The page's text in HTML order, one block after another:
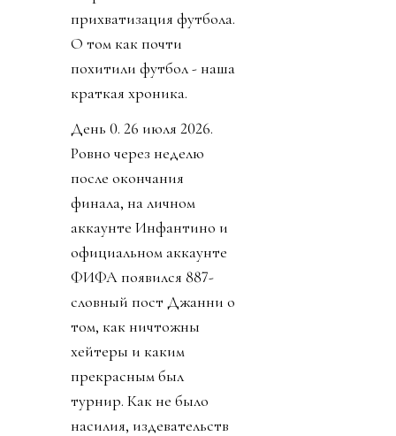
прихватизация футбола.
О том как почти
похитили футбол - наша
краткая хроника.
День 0. 26 июля 2026.
Ровно через неделю
после окончания
финала, на личном
аккаунте Инфантино и
официальном аккаунте
ФИФА появился 887-
словный пост Джанни о
том, как ничтожны
хейтеры и каким
прекрасным был
турнир. Как не было
насилия, издевательств